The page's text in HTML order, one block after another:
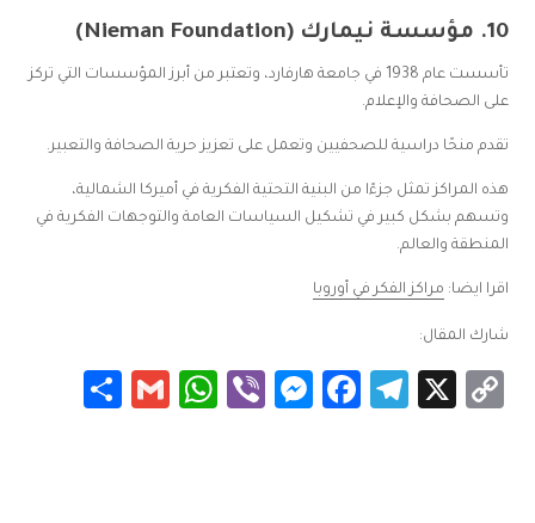
10. مؤسسة نيمارك (Nieman Foundation)
تأسست عام 1938 في جامعة هارفارد، وتعتبر من أبرز المؤسسات التي تركز
على الصحافة والإعلام.
تقدم منحًا دراسية للصحفيين وتعمل على تعزيز حرية الصحافة والتعبير.
هذه المراكز تمثل جزءًا من البنية التحتية الفكرية في أميركا الشمالية،
وتسهم بشكل كبير في تشكيل السياسات العامة والتوجهات الفكرية في
المنطقة والعالم.
اقرا ايضا: مراكز الفكر في أوروبا
شارك المقال:
Copy
X
Telegram
Facebook
Messenger
Viber
WhatsApp
Gmail